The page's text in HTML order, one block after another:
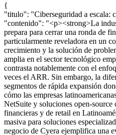
{
"titulo": "Ciberseguridad a escala:
"contenido": "<p><strong>La
prepara para cerrar una ronda de
particularmente reveladora en un
crecimiento y la solución de
amplia en el sector tecnológico
contrasta notablemente con el
veces el ARR. Sin embargo, la
segmentos de rápida expansión
cómo las empresas
NetSuite y soluciones open-source
financieras y de retail en
masiva para soluciones
negocio de Cyera ejemplifica una